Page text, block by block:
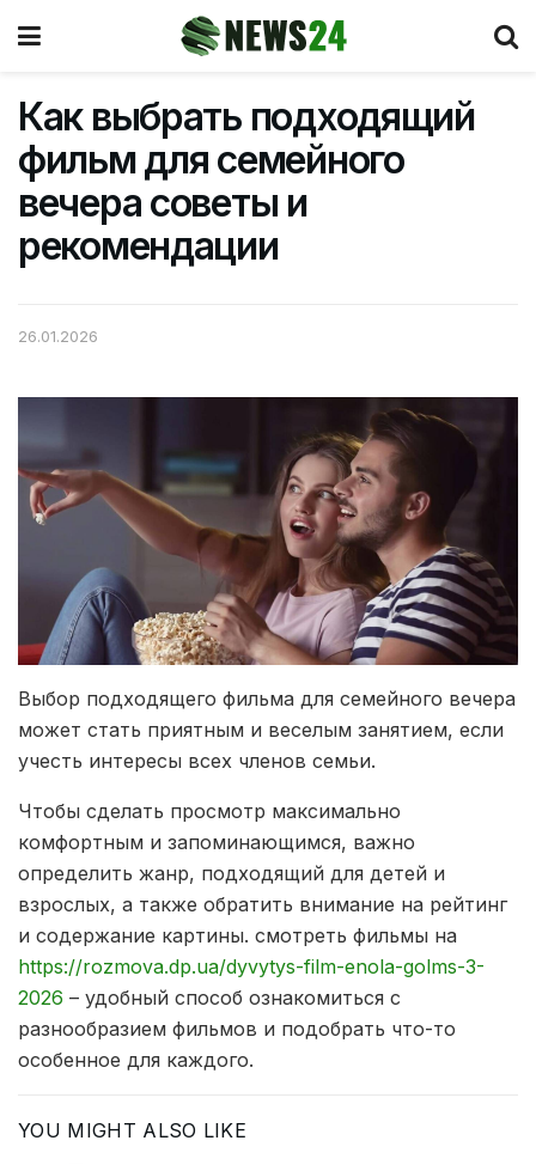
Как выбрать подходящий
фильм для семейного
вечера советы и
рекомендации
26.01.2026
Выбор подходящего фильма для семейного вечера
может стать приятным и веселым занятием, если
учесть интересы всех членов семьи.
Чтобы сделать просмотр максимально
комфортным и запоминающимся, важно
определить жанр, подходящий для детей и
взрослых, а также обратить внимание на рейтинг
и содержание картины. смотреть фильмы на
https://rozmova.dp.ua/dyvytys-film-enola-golms-3-
2026 – удобный способ ознакомиться с
разнообразием фильмов и подобрать что-то
особенное для каждого.
YOU MIGHT ALSO LIKE